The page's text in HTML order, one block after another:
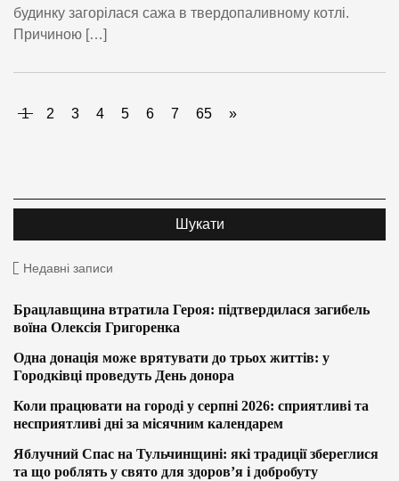
будинку загорілася сажа в твердопаливному котлі.
Причиною […]
1 2 3 4 5 6 7 65 »
Недавні записи
Брацлавщина втратила Героя: підтвердилася загибель
воїна Олексія Григоренка
Одна донація може врятувати до трьох життів: у
Городківці проведуть День донора
Коли працювати на городі у серпні 2026: сприятливі та
несприятливі дні за місячним календарем
Яблучний Спас на Тульчинщині: які традиції збереглися
та що роблять у свято для здоров’я і добробуту